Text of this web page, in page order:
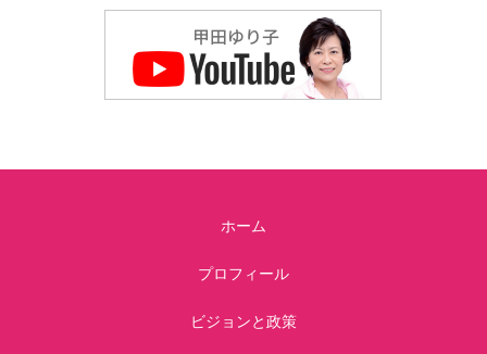
ホーム
プロフィール
ビジョンと政策